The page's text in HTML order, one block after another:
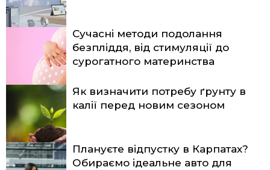
Сучасні методи подолання
безпліддя, від стимуляції до
сурогатного материнства
Як визначити потребу ґрунту в
калії перед новим сезоном
Плануєте відпустку в Карпатах?
Обираємо ідеальне авто для